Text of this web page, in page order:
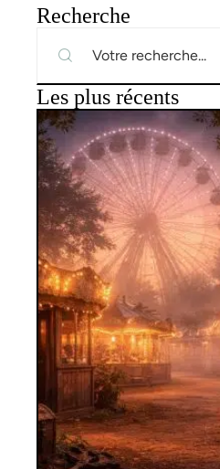
Recherche
Les plus récents